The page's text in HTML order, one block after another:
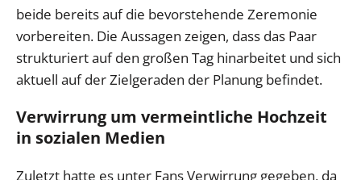
beide bereits auf die bevorstehende Zeremonie
vorbereiten. Die Aussagen zeigen, dass das Paar
strukturiert auf den großen Tag hinarbeitet und sich
aktuell auf der Zielgeraden der Planung befindet.
Verwirrung um vermeintliche Hochzeit
in sozialen Medien
Zuletzt hatte es unter Fans Verwirrung gegeben, da